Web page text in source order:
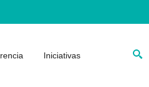
Iniciativas